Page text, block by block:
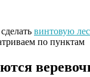
винтовую
по пунктам